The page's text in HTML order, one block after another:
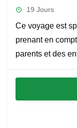
19 Jours
Ce voyage est
prenant en
parents et des